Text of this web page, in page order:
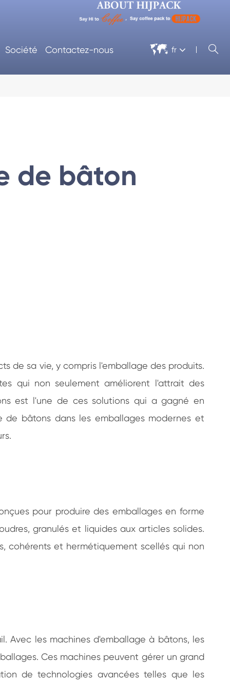
Société Contactez-nous  fr 
de bâton
de sa vie, y compris l'emballage des produits.
qui non seulement améliorent l'attrait des
est l'une de ces solutions qui a gagné en
de bâtons dans les emballages modernes et
pour produire des emballages en forme
granulés et liquides aux articles solides.
cohérents et hermétiquement scellés qui non
Avec les machines d'emballage à bâtons, les
Ces machines peuvent gérer un grand
de technologies avancées telles que les